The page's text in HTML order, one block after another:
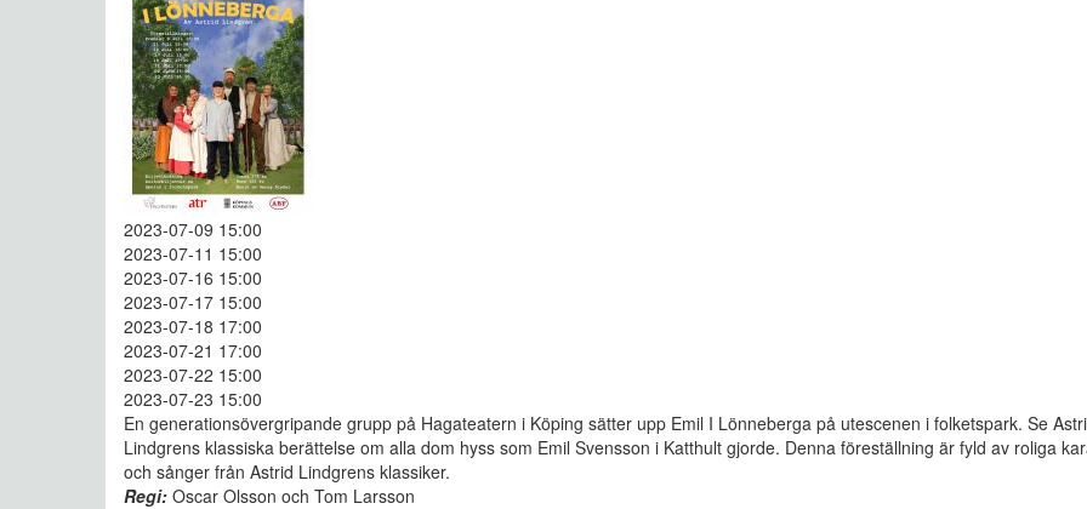
2023-07-09 15:00
2023-07-11 15:00
2023-07-16 15:00
2023-07-17 15:00
2023-07-18 17:00
2023-07-21 17:00
2023-07-22 15:00
2023-07-23 15:00
En generationsövergripande grupp på Hagateatern i Köping sätter upp Emil I Lönneberga på utescenen i folketspark. Se
Lindgrens klassiska berättelse om alla dom hyss som Emil Svensson i Katthult gjorde. Denna föreställning är fyld av roliga
och sånger från Astrid Lindgrens klassiker.
Regi: Oscar Olsson och Tom Larsson